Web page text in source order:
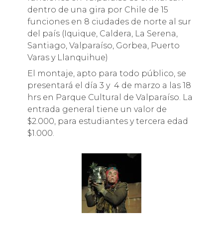
dentro de una gira por Chile de 15
funciones en 8 ciudades de norte al sur
del país (Iquique, Caldera, La Serena,
Santiago, Valparaíso, Gorbea, Puerto
Varas y Llanquihue)
El montaje, apto para todo público, se
presentará el día 3 y 4 de marzo a las 18
hrs en Parque Cultural de Valparaíso. La
entrada general tiene un valor de
$2.000, para estudiantes y tercera edad
$1.000.